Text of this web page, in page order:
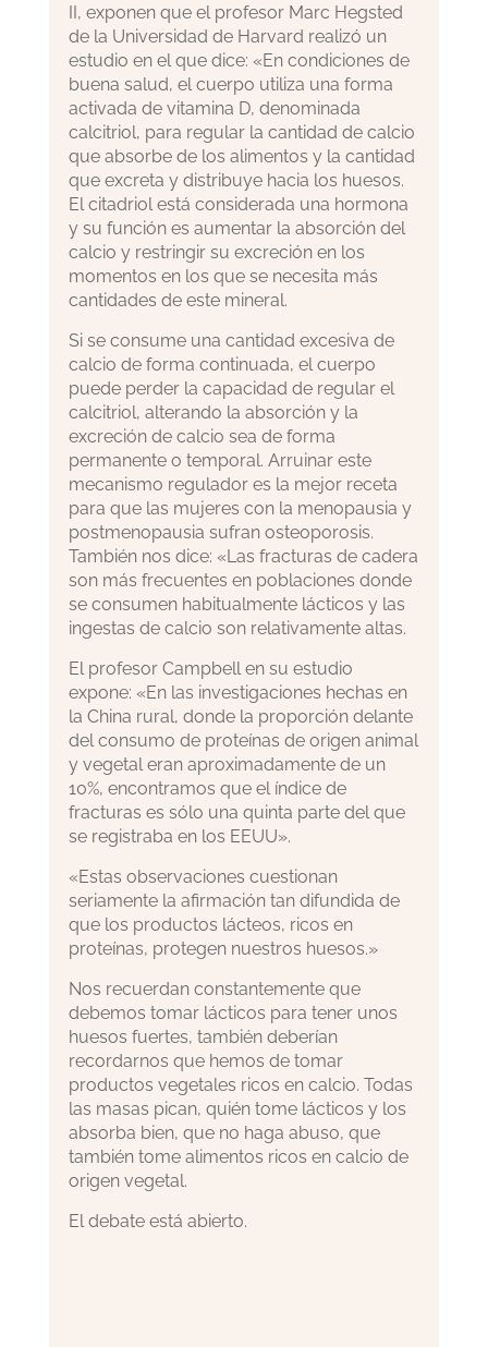
II, exponen que el profesor Marc Hegsted
de la Universidad de Harvard realizó un
estudio en el que dice: «En condiciones de
buena salud, el cuerpo utiliza una forma
activada de vitamina D, denominada
calcitriol, para regular la cantidad de calcio
que absorbe de los alimentos y la cantidad
que excreta y distribuye hacia los huesos.
El citadriol está considerada una hormona
y su función es aumentar la absorción del
calcio y restringir su excreción en los
momentos en los que se necesita más
cantidades de este mineral.
Si se consume una cantidad excesiva de
calcio de forma continuada, el cuerpo
puede perder la capacidad de regular el
calcitriol, alterando la absorción y la
excreción de calcio sea de forma
permanente o temporal. Arruinar este
mecanismo regulador es la mejor receta
para que las mujeres con la menopausia y
postmenopausia sufran osteoporosis.
También nos dice: «Las fracturas de cadera
son más frecuentes en poblaciones donde
se consumen habitualmente lácticos y las
ingestas de calcio son relativamente altas.
El profesor Campbell en su estudio
expone: «En las investigaciones hechas en
la China rural, donde la proporción delante
del consumo de proteínas de origen animal
y vegetal eran aproximadamente de un
10%, encontramos que el índice de
fracturas es sólo una quinta parte del que
se registraba en los EEUU».
«Estas observaciones cuestionan
seriamente la afirmación tan difundida de
que los productos lácteos, ricos en
proteínas, protegen nuestros huesos.»
Nos recuerdan constantemente que
debemos tomar lácticos para tener unos
huesos fuertes, también deberían
recordarnos que hemos de tomar
productos vegetales ricos en calcio. Todas
las masas pican, quién tome lácticos y los
absorba bien, que no haga abuso, que
también tome alimentos ricos en calcio de
origen vegetal.
El debate está abierto.